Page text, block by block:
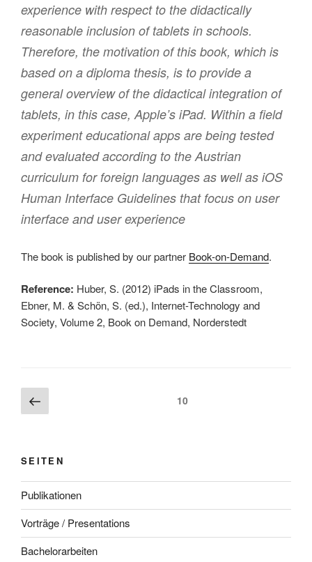
experience with respect to the didactically
reasonable inclusion of tablets in schools.
Therefore, the motivation of this book, which is
based on a diploma thesis, is to provide a
general overview of the didactical integration of
tablets, in this case, Apple’s iPad. Within a field
experiment educational apps are being tested
and evaluated according to the Austrian
curriculum for foreign languages as well as iOS
Human Interface Guidelines that focus on user
interface and user experience
The book is published by our partner Book-on-Demand.
Reference: Huber, S. (2012) iPads in the Classroom,
Ebner, M. & Schön, S. (ed.), Internet-Technology and
Society, Volume 2, Book on Demand, Norderstedt
Beitragsnavigation
Vorherige
Seite
10
SEITEN
Publikationen
Vorträge / Presentations
Bachelorarbeiten